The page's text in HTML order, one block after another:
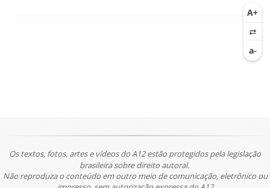
Os textos, fotos, artes e vídeos do A12 estão protegidos pela legislação
brasileira sobre direito autoral.
Não reproduza o conteúdo em outro meio de comunicação, eletrônico ou